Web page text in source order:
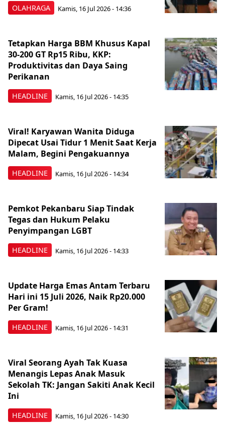
OLAHRAGA Kamis, 16 Jul 2026 - 14:36
HEADLINE
Tetapkan Harga BBM Khusus Kapal
30-200 GT Rp15 Ribu, KKP:
Produktivitas dan Daya Saing
Perikanan
Kamis, 16 Jul 2026 - 14:35
HEADLINE
Viral! Karyawan Wanita Diduga
Dipecat Usai Tidur 1 Menit Saat Kerja
Malam, Begini Pengakuannya
Kamis, 16 Jul 2026 - 14:34
HEADLINE
Pemkot Pekanbaru Siap Tindak
Tegas dan Hukum Pelaku
Penyimpangan LGBT
Kamis, 16 Jul 2026 - 14:33
HEADLINE
Update Harga Emas Antam Terbaru
Hari ini 15 Juli 2026, Naik Rp20.000
Per Gram!
Kamis, 16 Jul 2026 - 14:31
HEADLINE
Viral Seorang Ayah Tak Kuasa
Menangis Lepas Anak Masuk
Sekolah TK: Jangan Sakiti Anak Kecil
Ini
Kamis, 16 Jul 2026 - 14:30